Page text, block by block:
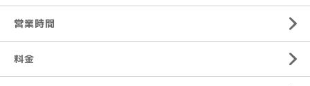
営業時間
料金